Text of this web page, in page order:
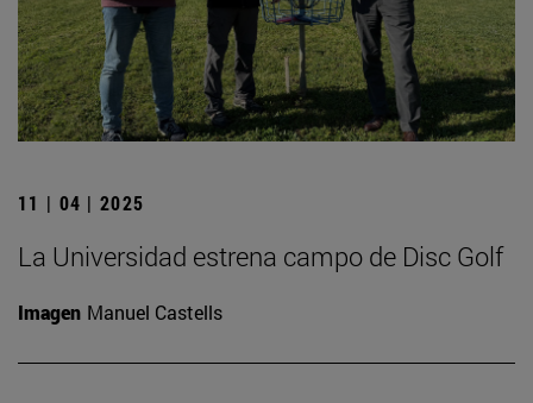
11 | 04 | 2025
La Universidad estrena campo de Disc Golf
Imagen Manuel Castells